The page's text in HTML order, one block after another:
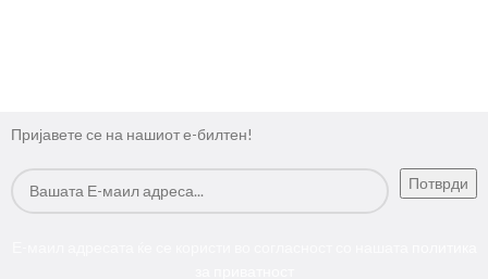
Пријавете се на нашиот е-билтен!